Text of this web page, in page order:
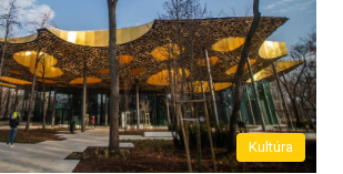
Kultúra